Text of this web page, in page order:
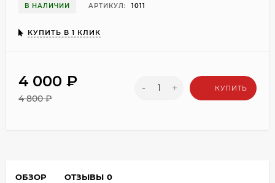
В НАЛИЧИИ АРТИКУЛ: 1011
КУПИТЬ В 1 КЛИК
4 000 ₽
4 800₽
- + КУПИТЬ
ОБЗОР ОТЗЫВЫ 0